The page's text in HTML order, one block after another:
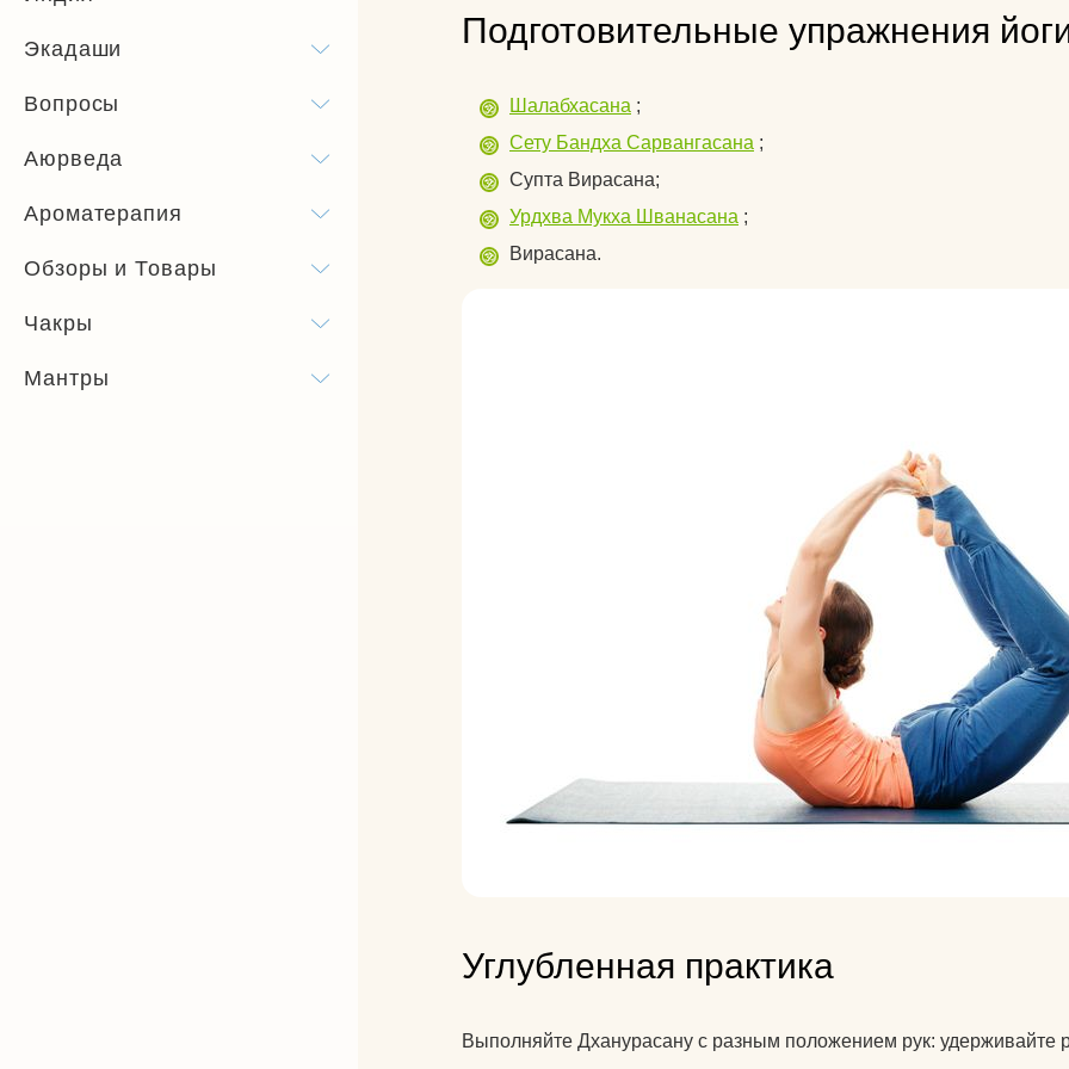
Подготовительные упражнения
Шалабхасана ;
Сету Бандха Сарвангасана ;
Супта Вирасана;
Урдхва Мукха Шванасана ;
Вирасана.
Углубленная практика
Выполняйте Дханурасану с разным положением рук: удерживайте
Экадаши
Вопросы
Аюрведа
Ароматерапия
Обзоры и Товары
Чакры
Мантры